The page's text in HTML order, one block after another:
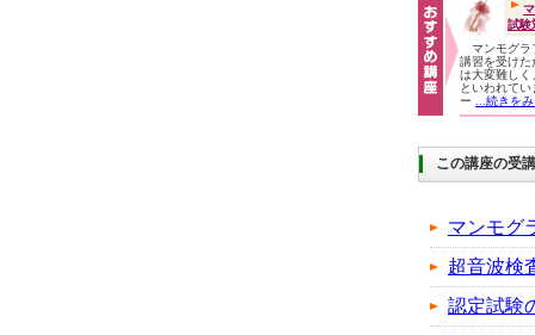
試験
マンモグラ
講習を受けた
は大変難しく
といわれて
ー
...続きを
この講座の受
マンモグ
超音波検
認定試験